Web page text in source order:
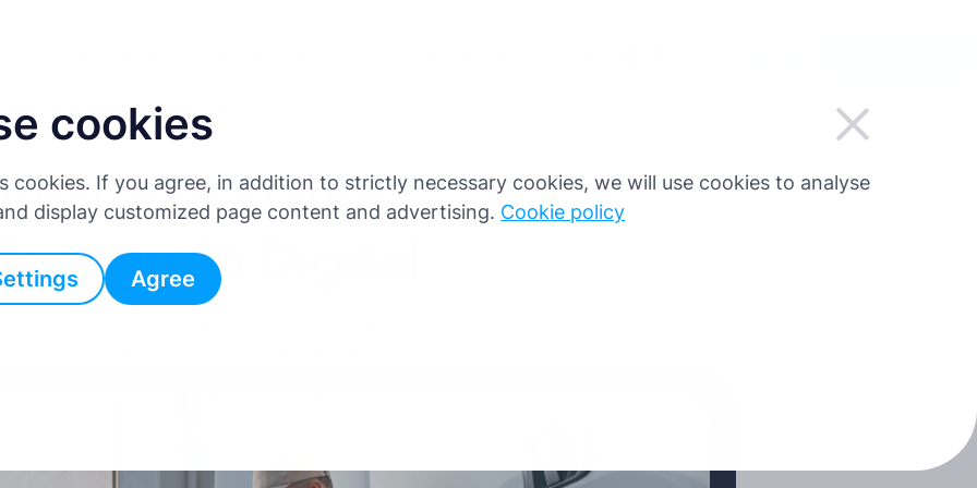
cookies
cookies. If you agree, in addition to strictly necessary cookies, we will use cookies to analyse
display customized page content and advertising. Cookie policy
Agree
Dados
Digital
e fácil de usar que ajuda a coletar, gerenciar e
individuais quanto para grandes frotas.